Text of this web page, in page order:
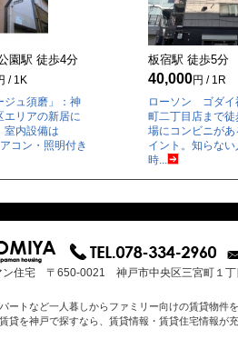
園駅 徒歩4分
/ 1K
ジュ須磨」：神
エリアの新居に
室内設備は
コン・照明付き
板宿駅 徒歩5分
40,000円 / 1R
ローソン ゴダイ
町二丁目店まで徒
場にコンビニがあ
イント。知らない
時...
住宅 〒650-0021 神戸市中央区三宮町１丁
トなど一人暮しからファミリー向けの賃貸物件
を神戸で探すなら、賃貸情報・賃貸住宅情報が充